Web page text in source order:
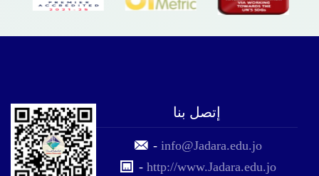
إتصل بنا
-info@Jadara.edu.jo
-http://www.Jadara.edu.jo